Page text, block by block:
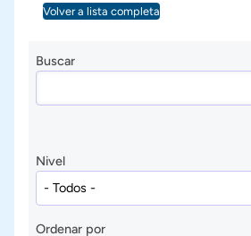
Volver a lista completa
Buscar
Nivel
Ordenar por